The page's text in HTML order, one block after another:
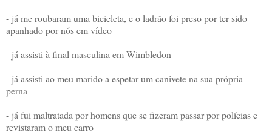
- já me roubaram uma bicicleta, e o ladrão foi preso por ter sido
apanhado por nós em vídeo
- já assisti à final masculina em Wimbledon
- já assisti ao meu marido a espetar um canivete na sua própria
perna
- já fui maltratada por homens que se fizeram passar por polícias e
revistaram o meu carro